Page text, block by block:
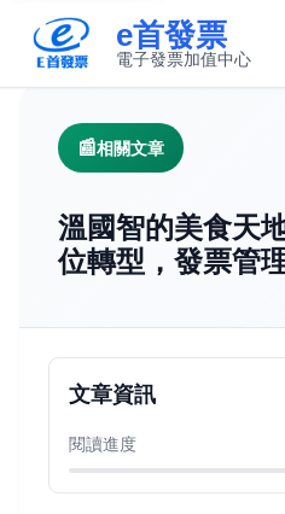
e首發票
電子發票加值中心
相關文章
溫國智的美食天
位轉型，發票管
文章資訊
閱讀進度